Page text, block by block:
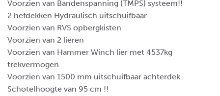
Voorzien van Bandenspanning (TMPS) systeem!!
2 hefdekken Hydraulisch uitschuifbaar
Voorzien van RVS opbergkisten
Voorzien van 2 lieren
Voorzien van Hammer Winch lier met 4537kg
trekvermogen.
Voorzien van 1500 mm uitschuifbaar achterdek.
Schotelhoogte van 95 cm !!